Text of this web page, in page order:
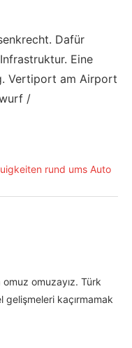
Dafür
Eine
Vertiport am Airport
/
omuzayız. Türk
kaçırmamak